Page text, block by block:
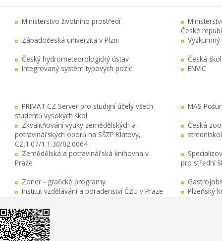
Ministerstvo životního prostředí
České
Západočeská univerzita v Plzni
Český hydrometeorologický ústav
Česká
Integrovaný systém typových pozic
ENVIC
PRIMAT.CZ Server pro studijní účely všech
studentů vysokých škol
MAS
Zkvalitňování výuky zemědělských a
potravinářských oborů na SŠZP Klatovy,
CZ.1.07/1.1.30/02.0064
Česká
Zemědělská a potravinářská knihovna v
Praze
pro střední
Zoner - grafické programy
Institut vzdělávání a poradenství ČZU v Praze
Plzeňský